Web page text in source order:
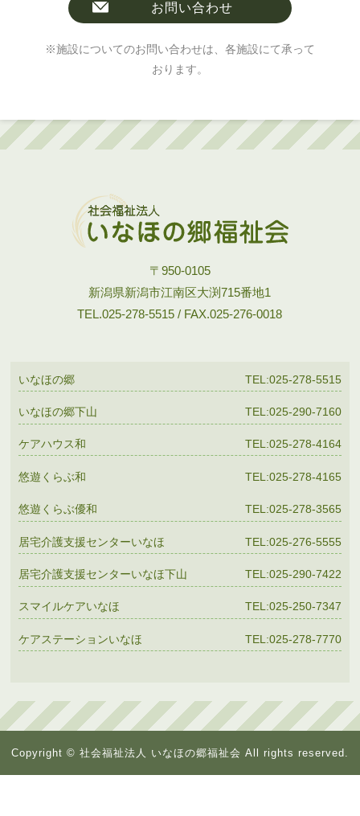
お問い合わせ
※施設についてのお問い合わせは、各施設にて承って
おります。
〒950-0105
新潟県新潟市江南区大渕715番地1
TEL.025-278-5515 / FAX.025-276-0018
いなほの郷 TEL:025-278-5515
いなほの郷下山 TEL:025-290-7160
ケアハウス和 TEL:025-278-4164
悠遊くらぶ和 TEL:025-278-4165
悠遊くらぶ優和 TEL:025-278-3565
居宅介護支援センターいなほ TEL:025-276-5555
居宅介護支援センターいなほ下山 TEL:025-290-7422
スマイルケアいなほ TEL:025-250-7347
ケアステーションいなほ TEL:025-278-7770
Copyright © 社会福祉法人 いなほの郷福祉会 All rights reserved.